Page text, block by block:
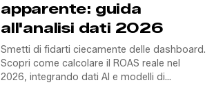
apparente: guida
all'analisi dati 2026
Smetti di fidarti ciecamente delle dashboard.
Scopri come calcolare il ROAS reale nel
2026, integrando dati AI e modelli di